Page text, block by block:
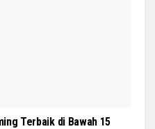
Terbaik di Bawah 15